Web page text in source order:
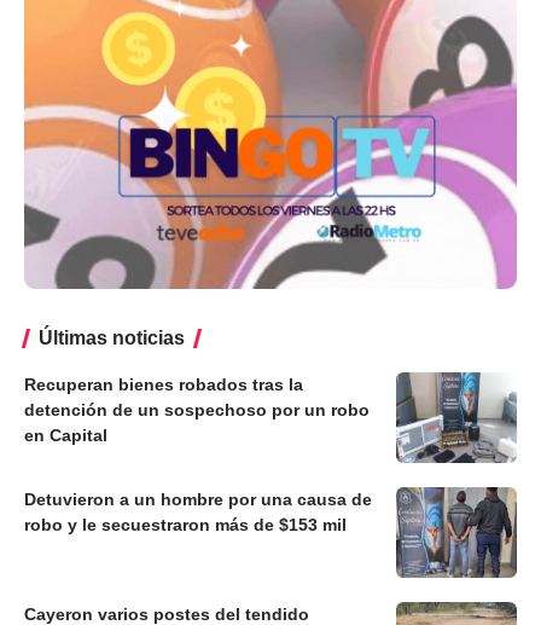
Últimas noticias
Recuperan bienes robados tras la
detención de un sospechoso por un robo
en Capital
Detuvieron a un hombre por una causa de
robo y le secuestraron más de $153 mil
Cayeron varios postes del tendido